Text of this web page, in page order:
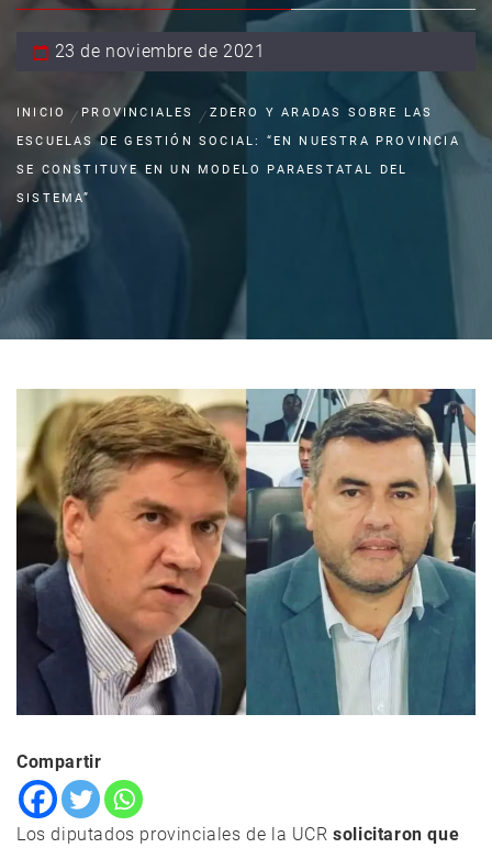
23 de noviembre de 2021
INICIO PROVINCIALES
ZDERO Y ARADAS SOBRE LAS
ESCUELAS DE GESTIÓN SOCIAL: “EN NUESTRA PROVINCIA
SE CONSTITUYE EN UN MODELO PARAESTATAL DEL
SISTEMA”
Compartir
Los diputados provinciales de la UCRsolicitaron que